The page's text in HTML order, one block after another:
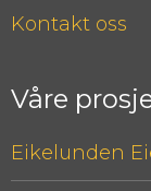
Kontakt oss
Våre
Eikelunden